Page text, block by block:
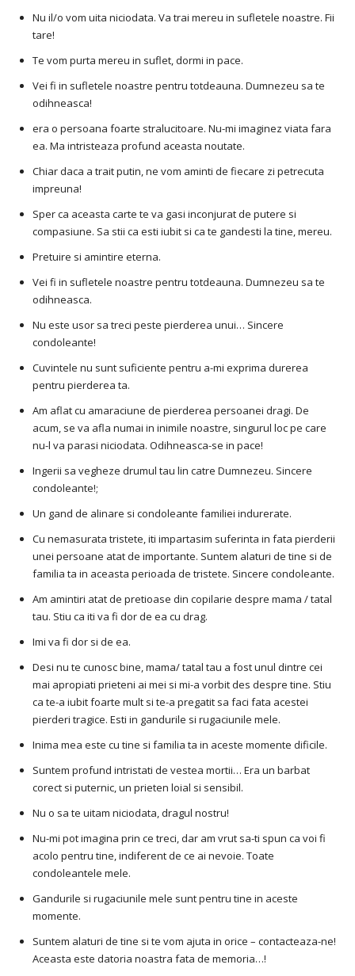
Nu il/o vom uita niciodata. Va trai mereu in sufletele noastre. Fii
tare!
Te vom purta mereu in suflet, dormi in pace.
Vei fi in sufletele noastre pentru totdeauna. Dumnezeu sa te
odihneasca!
era o persoana foarte stralucitoare. Nu-mi imaginez viata fara
ea. Ma intristeaza profund aceasta noutate.
Chiar daca a trait putin, ne vom aminti de fiecare zi petrecuta
impreuna!
Sper ca aceasta carte te va gasi inconjurat de putere si
compasiune. Sa stii ca esti iubit si ca te gandesti la tine, mereu.
Pretuire si amintire eterna.
Vei fi in sufletele noastre pentru totdeauna. Dumnezeu sa te
odihneasca.
Nu este usor sa treci peste pierderea unui… Sincere
condoleante!
Cuvintele nu sunt suficiente pentru a-mi exprima durerea
pentru pierderea ta.
Am aflat cu amaraciune de pierderea persoanei dragi. De
acum, se va afla numai in inimile noastre, singurul loc pe care
nu-l va parasi niciodata. Odihneasca-se in pace!
Ingerii sa vegheze drumul tau lin catre Dumnezeu. Sincere
condoleante!;
Un gand de alinare si condoleante familiei indurerate.
Cu nemasurata tristete, iti impartasim suferinta in fata pierderii
unei persoane atat de importante. Suntem alaturi de tine si de
familia ta in aceasta perioada de tristete. Sincere condoleante.
Am amintiri atat de pretioase din copilarie despre mama / tatal
tau. Stiu ca iti va fi dor de ea cu drag.
Imi va fi dor si de ea.
Desi nu te cunosc bine, mama/ tatal tau a fost unul dintre cei
mai apropiati prieteni ai mei si mi-a vorbit des despre tine. Stiu
ca te-a iubit foarte mult si te-a pregatit sa faci fata acestei
pierderi tragice. Esti in gandurile si rugaciunile mele.
Inima mea este cu tine si familia ta in aceste momente dificile.
Suntem profund intristati de vestea mortii… Era un barbat
corect si puternic, un prieten loial si sensibil.
Nu o sa te uitam niciodata, dragul nostru!
Nu-mi pot imagina prin ce treci, dar am vrut sa-ti spun ca voi fi
acolo pentru tine, indiferent de ce ai nevoie. Toate
condoleantele mele.
Gandurile si rugaciunile mele sunt pentru tine in aceste
momente.
Suntem alaturi de tine si te vom ajuta in orice – contacteaza-ne!
Aceasta este datoria noastra fata de memoria…!